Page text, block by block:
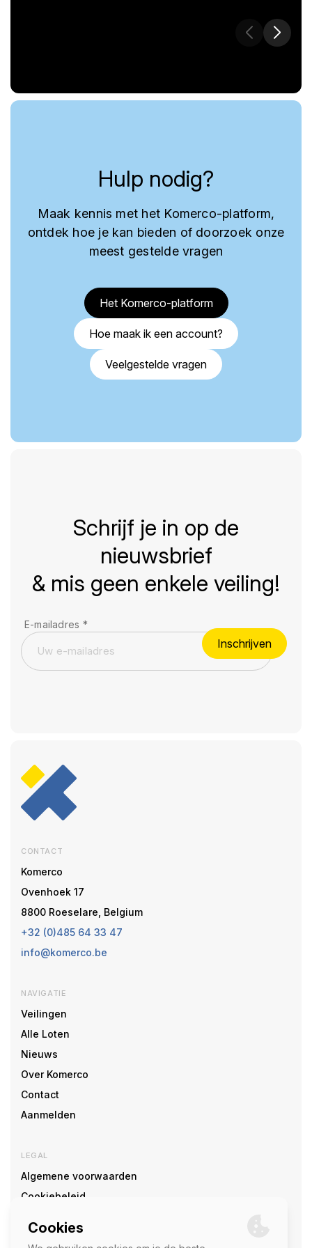
Hulp nodig?
Maak kennis met het Komerco-platform,
ontdek hoe je kan bieden of doorzoek onze
meest gestelde vragen
Het Komerco-platform
Hoe maak ik een account?
Veelgestelde vragen
Schrijf je in op de
nieuwsbrief
& mis geen enkele veiling!
E-mailadres *
Inschrijven
CONTACT
Komerco
Ovenhoek 17
8800 Roeselare, Belgium
+32 (0)485 64 33 47
info@komerco.be
NAVIGATIE
Veilingen
Alle Loten
Nieuws
Over Komerco
Contact
Aanmelden
LEGAL
Algemene voorwaarden
Cookiebeleid